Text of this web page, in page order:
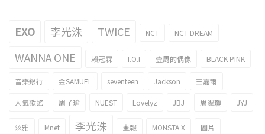
EXO 李光洙 TWICE NCT NCT DREAM
WANNA ONE 賴冠霖 I.O.I 壹周的偶像 BLACK PINK
音樂銀行 金SAMUEL seventeen Jackson 王嘉爾
人氣歌謠 周子瑜 NUEST Lovelyz JBJ 周潔瓊 JYJ
泫雅 Mnet 李光洙 畫報 MONSTA X 圖片